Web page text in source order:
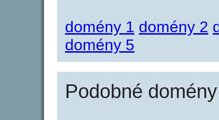
domény 1 domény 2
domény 5
Podobné